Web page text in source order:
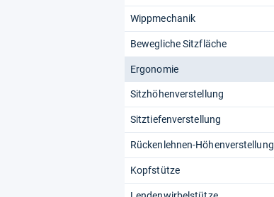
Wippmechanik
Bewegliche Sitzfläche
Ergonomie
Sitzhöhenverstellung
Sitztiefenverstellung
Rückenlehnen-Höhenverstellung
Kopfstütze